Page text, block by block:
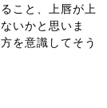
こと、上唇が上
いかと思いま
を意識してそう